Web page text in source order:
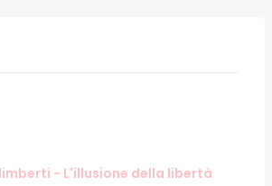
- L'illusione della libertà